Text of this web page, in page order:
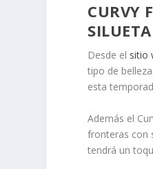
CURVY
SILUETA
Desde el sitio
tipo de
esta
Además el
fronteras con
tendrá un